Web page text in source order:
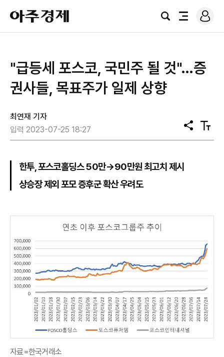
아
주
경
검
전
로
그
"급등세 포스코, 국민주 될 것"…증
권사들, 목표주가 일제 상향
최연재 기자
입력 2023-07-25 18:27
공
유
텍
스
한투, 포스코홀딩스 50만→90만원 최고치 제시
상승장 제외 포모 증후군 확산 우려도
자료=한국거래소